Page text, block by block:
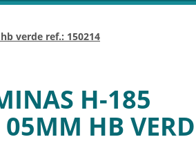
verde ref.: 150214
H-185
05MM HB